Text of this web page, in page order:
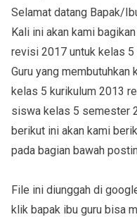
Selamat datang Bapak/
Kali ini akan kami
revisi 2017 untuk kelas
Guru yang membutuhkan
kelas 5 kurikulum 2013
siswa kelas 5 semester
berikut ini akan kami
pada bagian bawah
File ini diunggah di
klik bapak ibu guru bisa